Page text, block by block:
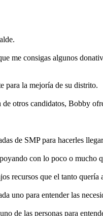
me consigas algunos
para la mejoría de su distrito.
de otros candidatos, Bobby
de SMP para hacerles
con lo poco o mucho
recursos que el tanto quería
uno para entender las
de las personas para